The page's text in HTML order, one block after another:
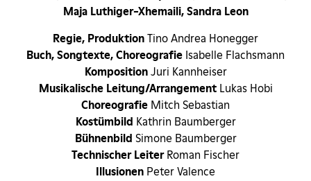
Maja Luthiger-Xhemaili, Sandra Leon
Regie, Produktion Tino Andrea Honegger
Buch, Songtexte, Choreografie Isabelle Flachsmann
Komposition Juri Kannheiser
Musikalische Leitung/Arrangement Lukas Hobi
Choreografie Mitch Sebastian
Kostümbild Kathrin Baumberger
Bühnenbild Simone Baumberger
Technischer Leiter Roman Fischer
Illusionen Peter Valence